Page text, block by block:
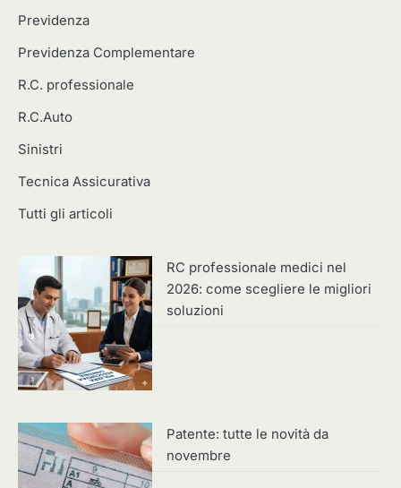
Previdenza
Previdenza Complementare
R.C. professionale
R.C.Auto
Sinistri
Tecnica Assicurativa
Tutti gli articoli
RC professionale medici nel
2026: come scegliere le migliori
soluzioni
Patente: tutte le novità da
novembre